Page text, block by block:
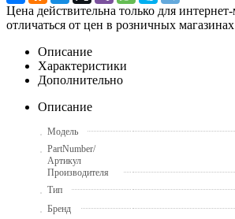
Цена действительна только для
отличаться от цен в розничных магазинах
Описание
Характеристики
Дополнительно
Описание
Модель
PartNumber/
Артикул
Производителя
Тип
Бренд